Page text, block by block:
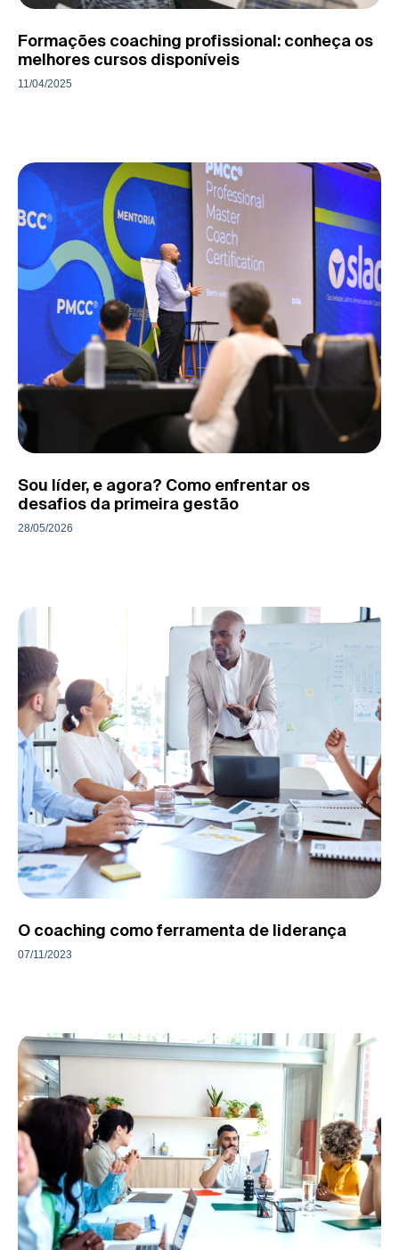
Formações coaching profissional: conheça os
melhores cursos disponíveis
11/04/2025
Sou líder, e agora? Como enfrentar os
desafios da primeira gestão
28/05/2026
O coaching como ferramenta de liderança
07/11/2023